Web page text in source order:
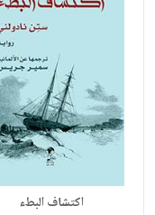
اكتشاف البطء